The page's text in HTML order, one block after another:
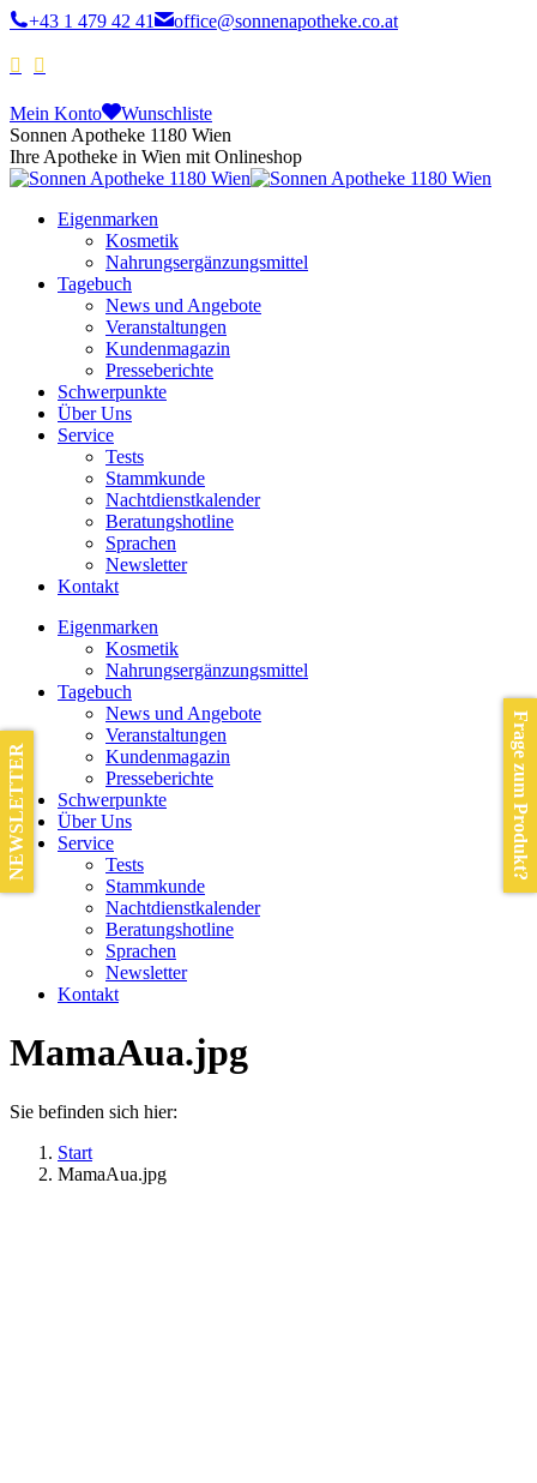
+43 1 479 42 41 office@sonnenapotheke.co.at
Mein Konto
Wunschliste
Sonnen Apotheke 1180 Wien
Ihre Apotheke in Wien mit Onlineshop
Eigenmarken
Kosmetik
Nahrungsergänzungsmittel
Tagebuch
News und Angebote
Veranstaltungen
Kundenmagazin
Presseberichte
Schwerpunkte
Über Uns
Service
Tests
Stammkunde
Nachtdienstkalender
Beratungshotline
Sprachen
Newsletter
Kontakt
Eigenmarken
Kosmetik
Nahrungsergänzungsmittel
Tagebuch
News und Angebote
Veranstaltungen
Kundenmagazin
Presseberichte
Schwerpunkte
Über Uns
Service
Tests
Stammkunde
Nachtdienstkalender
Beratungshotline
Sprachen
Newsletter
Kontakt
MamaAua.jpg
Sie befinden sich hier:
Start
MamaAua.jpg
Frage zum Produkt?
NEWSLETTER